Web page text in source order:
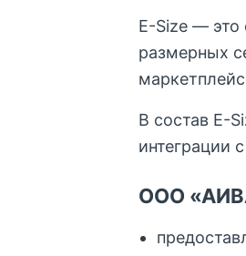
E-Size — это
размерных
В состав E-
интеграции
ООО